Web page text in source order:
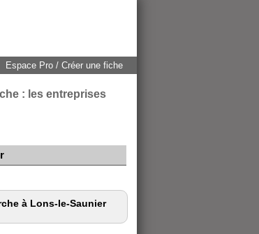
Espace Pro / Créer une fiche
: les entreprises
à Lons-le-Saunier